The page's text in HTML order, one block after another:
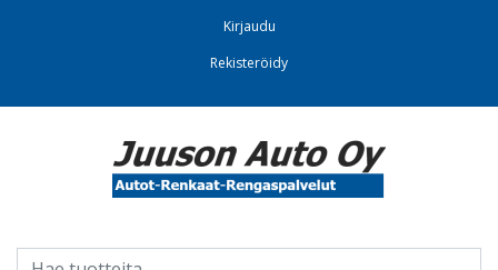
Kirjaudu
Rekisteröidy